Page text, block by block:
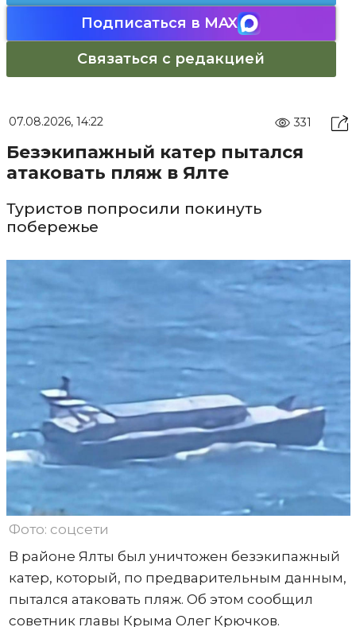
Подписаться в MAX
Связаться с редакцией
07.08.2026, 14:22 331
Безэкипажный катер пытался
атаковать пляж в Ялте
Туристов попросили покинуть
побережье
Фото: соцсети
В районе Ялты был уничтожен безэкипажный
катер, который, по предварительным данным,
пытался атаковать пляж. Об этом сообщил
советник главы Крыма Олег Крючков.